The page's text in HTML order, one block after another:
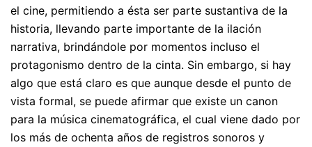
el cine, permitiendo a ésta ser parte sustantiva de la
historia, llevando parte importante de la ilación
narrativa, brindándole por momentos incluso el
protagonismo dentro de la cinta. Sin embargo, si hay
algo que está claro es que aunque desde el punto de
vista formal, se puede afirmar que existe un canon
para la música cinematográfica, el cual viene dado por
los más de ochenta años de registros sonoros y